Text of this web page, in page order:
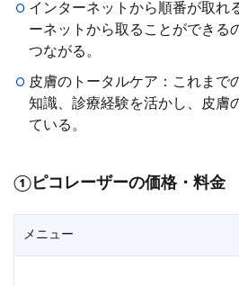
インターネットから順番が取れ
ーネットから取ることができる
つながる。
皮膚のトータルケア：これまで
知識、診療経験を活かし、皮膚
ている。
①ピコレーザーの価格・料金
メニュー